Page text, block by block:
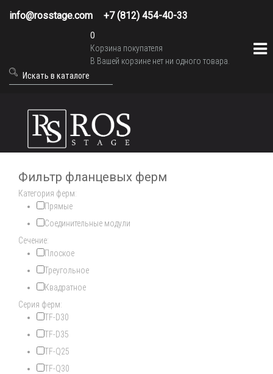
info@rosstage.com +7 (812) 454-40-33
0
Корзина покупателя
В Вашей корзине нет ни одного товара.
Фильтр фланцевых ферм
Категория ферм:
Прямые
Соединительные модули
Сечение:
Плоское
Треугольное
Квадратное
Серия ферм:
TF-D30
TF-D35
TF-Q25
TF-Q30